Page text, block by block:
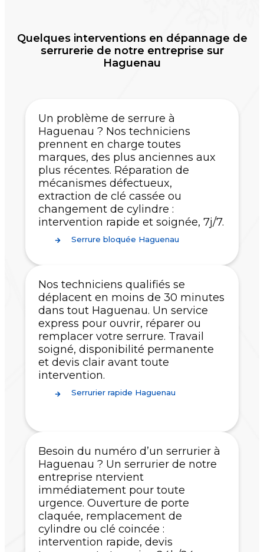
Quelques interventions en dépannage de
serrurerie de notre entreprise sur
Haguenau
Un problème de serrure à
Haguenau ? Nos techniciens
prennent en charge toutes
marques, des plus anciennes aux
plus récentes. Réparation de
mécanismes défectueux,
extraction de clé cassée ou
changement de cylindre :
intervention rapide et soignée, 7j/7.
Serrure bloquée Haguenau
Nos techniciens qualifiés se
déplacent en moins de 30 minutes
dans tout Haguenau. Un service
express pour ouvrir, réparer ou
remplacer votre serrure. Travail
soigné, disponibilité permanente
et devis clair avant toute
intervention.
Serrurier rapide Haguenau
Besoin du numéro d’un serrurier à
Haguenau ? Un serrurier de notre
entreprise ntervient
immédiatement pour toute
urgence. Ouverture de porte
claquée, remplacement de
cylindre ou clé coincée :
intervention rapide, devis